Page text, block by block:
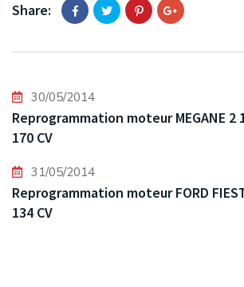
Share:
30/05/2014
Reprogrammation moteur MEGANE 2
170 CV
31/05/2014
Reprogrammation moteur FORD
134 CV